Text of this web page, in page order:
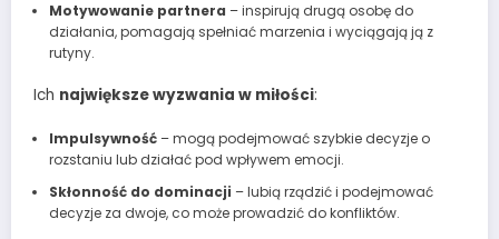
Motywowanie partnera – inspirują drugą osobę do
działania, pomagają spełniać marzenia i wyciągają ją z
rutyny.
Ich największe wyzwania w miłości:
Impulsywność– mogą podejmować szybkie decyzje o
rozstaniu lub działać pod wpływem emocji.
Skłonność do dominacji – lubią rządzić i podejmować
decyzje za dwoje, co może prowadzić do konfliktów.